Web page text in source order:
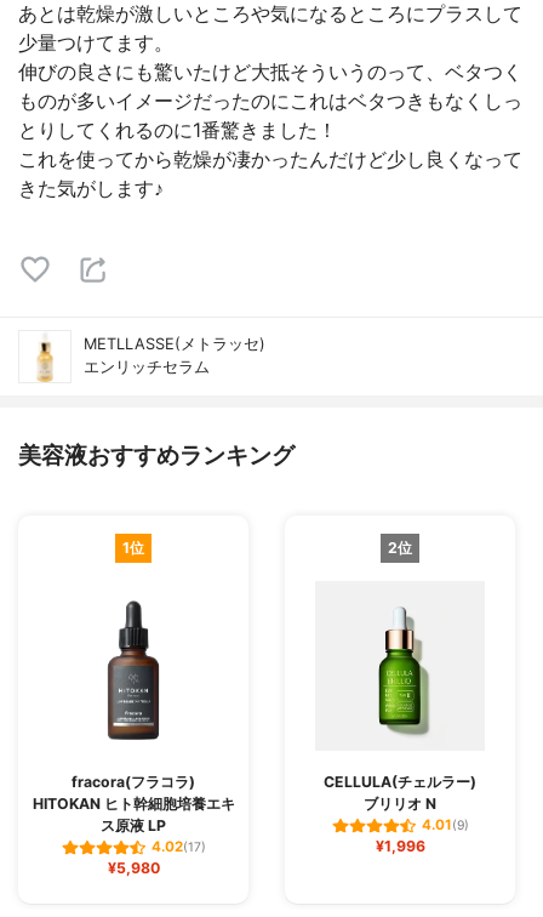
あとは乾燥が激しいところや気になるところにプラスして
少量つけてます。
伸びの良さにも驚いたけど大抵そういうのって、ベタつく
ものが多いイメージだったのにこれはベタつきもなくしっ
とりしてくれるのに1番驚きました！
これを使ってから乾燥が凄かったんだけど少し良くなって
きた気がします♪
METLLASSE(メトラッセ)
エンリッチセラム
美容液おすすめランキング
1位
fracora(フラコラ)
HITOKAN ヒト幹細胞培養エキ
ス原液 LP
4.02(17)
¥5,980
2位
CELLULA(チェルラー)
ブリリオ N
4.01(9)
¥1,996